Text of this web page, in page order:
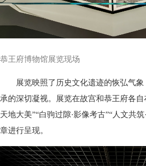
恭王府博物馆展览现场
展览映照了历史文化遗迹的恢弘气
承的深切凝视。展览在故宫和恭王府各自
天地大美”“白驹过隙·影像考古”“人文共
章进行呈现。